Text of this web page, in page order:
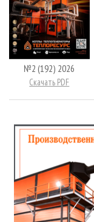
№2 (192) 2026
Скачать PDF